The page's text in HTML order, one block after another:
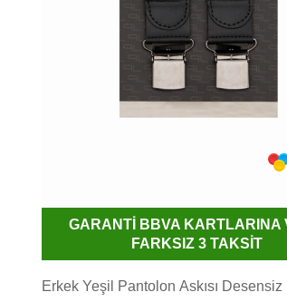
GARANTİ BBVA KARTLARINA
FARKSIZ 3 TAKSİT
Erkek Yeşil Pantolon Askısı Desensiz